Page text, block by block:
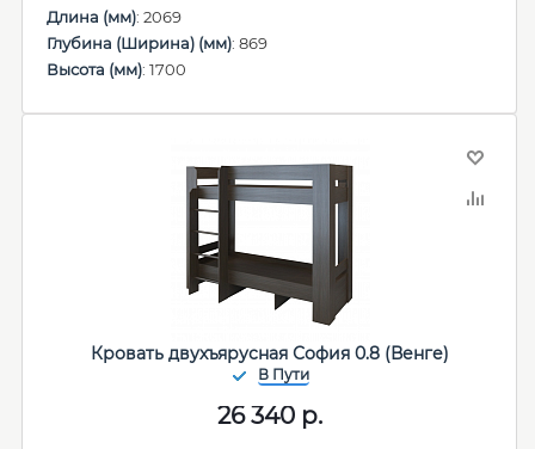
Длина (мм): 2069
Глубина (Ширина) (мм): 869
Высота (мм): 1700
Кровать двухъярусная София 0.8 (Венге)
26 340 р.